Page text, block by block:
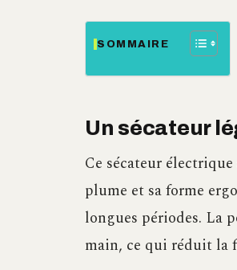
SOMMAIRE
Un sécateur
Ce sécateur
plume et sa forme
longues périodes. La
main, ce qui réduit la